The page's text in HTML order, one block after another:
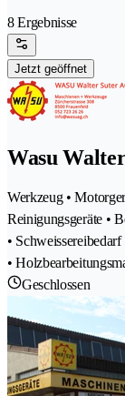
8 Ergebnisse
Jetzt geöffnet
Wasu
Werkzeug •
Reinigungsgeräte •
•
•
Geschlossen